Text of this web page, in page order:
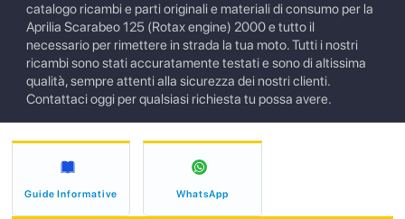
catalogo ricambi e parti originali e materiali di consumo per la
Aprilia Scarabeo 125 (Rotax engine) 2000 e tutto il
necessario per rimettere in strada la tua moto. Tutti i nostri
ricambi sono stati accuratamente testati e sono di altissima
qualità, sempre attenti alla sicurezza dei nostri clienti.
Contattaci oggi per qualsiasi richiesta tu possa avere.
Guide Informative WhatsApp